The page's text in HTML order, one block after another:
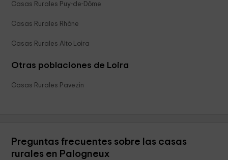
Casas Rurales Puy-de-Dôme
Casas Rurales Rhône
Casas Rurales Alto Loira
Otras poblaciones de Loira
Casas Rurales Pavezin
Preguntas frecuentes sobre las casas
rurales en Palogneux